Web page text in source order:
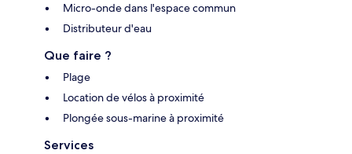
Micro-onde dans l'espace commun
Distributeur d'eau
Que faire ?
Plage
Location de vélos à proximité
Plongée sous-marine à proximité
Services